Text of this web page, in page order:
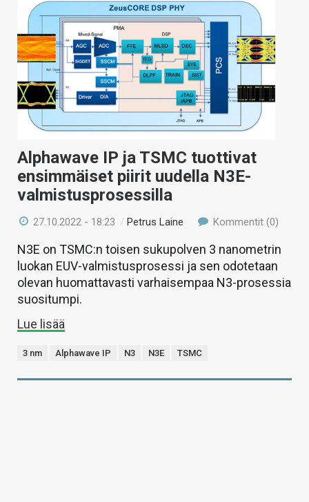
TIETOA
HINTA.FI
KAUPPA
VAIHDA TEEMA
HAKU
Alphawave IP ja TSMC tuottivat
ensimmäiset piirit uudella N3E-
valmistusprosessilla
27.10.2022 - 18:23 /Petrus Laine Kommentit (0)
N3E on TSMC:n toisen sukupolven 3 nanometrin
luokan EUV-valmistusprosessi ja sen odotetaan
olevan huomattavasti varhaisempaa N3-prosessia
suositumpi.
Lue lisää
3 nm Alphawave IP N3 N3E TSMC